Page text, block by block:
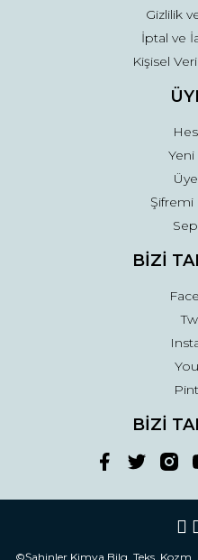
Gizlilik
İptal ve
Kişisel
Yeni
BİZİ
BİZİ
©Şahinler Kimya Bilg. Teks. Kozm.